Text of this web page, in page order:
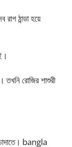
ঠান্ডা হয়ে
তখনি রোজির শাশুরী
চোদাতে। bangla